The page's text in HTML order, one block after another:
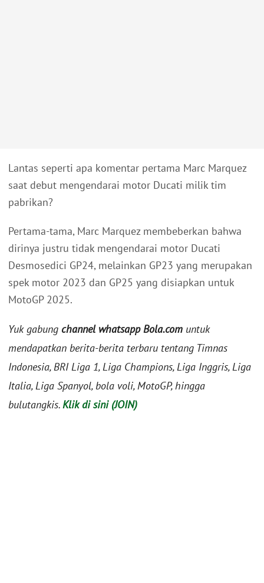
Lantas seperti apa komentar pertama Marc Marquez
saat debut mengendarai motor Ducati milik tim
pabrikan?
Pertama-tama, Marc Marquez membeberkan bahwa
dirinya justru tidak mengendarai motor Ducati
Desmosedici GP24, melainkan GP23 yang merupakan
spek motor 2023 dan GP25 yang disiapkan untuk
MotoGP 2025.
Yuk gabung channel whatsapp Bola.com untuk
mendapatkan berita-berita terbaru tentang Timnas
Indonesia, BRI Liga 1, Liga Champions, Liga Inggris, Liga
Italia, Liga Spanyol, bola voli, MotoGP, hingga
bulutangkis.Klik di sini (JOIN)